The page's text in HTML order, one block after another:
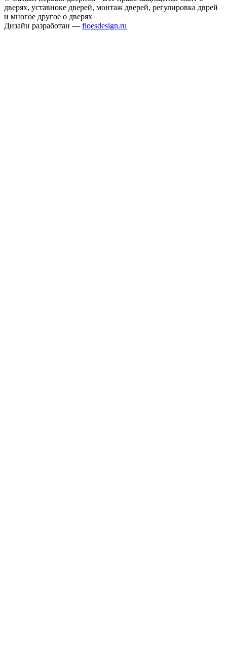
дверях, уставноке дверей, монтаж дверей, регулировка дврей
и многое другое о дверях
Дизайн разработан — floesdesign.ru